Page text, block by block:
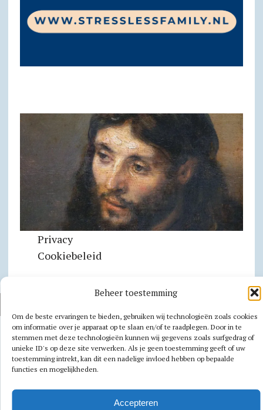
Beheer toestemming
Om de beste ervaringen te bieden, gebruiken wij technologieën zoals cookies
om informatie over je apparaat op te slaan en/of te raadplegen. Door in te
stemmen met deze technologieën kunnen wij gegevens zoals surfgedrag of
unieke ID's op deze site verwerken. Als je geen toestemming geeft of uw
toestemming intrekt, kan dit een nadelige invloed hebben op bepaalde
functies en mogelijkheden.
Accepteren
Privacy
Cookiebeleid